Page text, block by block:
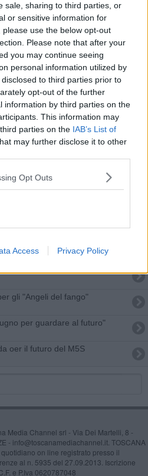
sale, sharing to third parties, or
or sensitive information for
use the below opt-out
Please note that after your
you may continue seeing
personal information utilized by
to third parties prior to
opt-out of the further
information by third parties on the
This information may
parties on the IAB’s List of
may further disclose it to other
Opt Outs
Access Privacy Policy
pro Costituzione
costituente di area vasta
sulla riforma del Senato
vicesegretaria del Pd di Letta
Paolo Grossi
Panciatichi per Calamandrei
e onorificenze in Toscana
la festa della Repubblica
Toscana, costituente il 2 Luglio
la Costituente
gli "Angeli del fango"
per guardare al futuro"
oer il futuro del M5S
Media Channel srl - Via Dei Martelli, 8 -
- info@toscanamediachannel.it. TOSCANA
quotidiano on line registrato presso il
al n. 5935 del 27.09.2013. Iscrizione
e P.Iva 0620787048